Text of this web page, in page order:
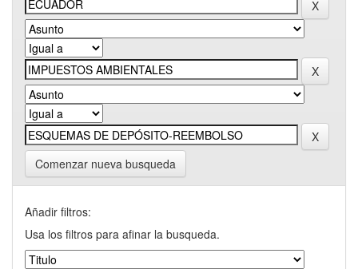
Comenzar nueva busqueda
Añadir filtros:
Usa los filtros para afinar la busqueda.